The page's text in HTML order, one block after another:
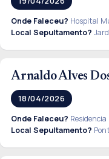
Onde Faleceu? Hospital
Local Sepultamento?
Arnaldo Alves
18/04/2026
Onde Faleceu? Residencia
Local Sepultamento?